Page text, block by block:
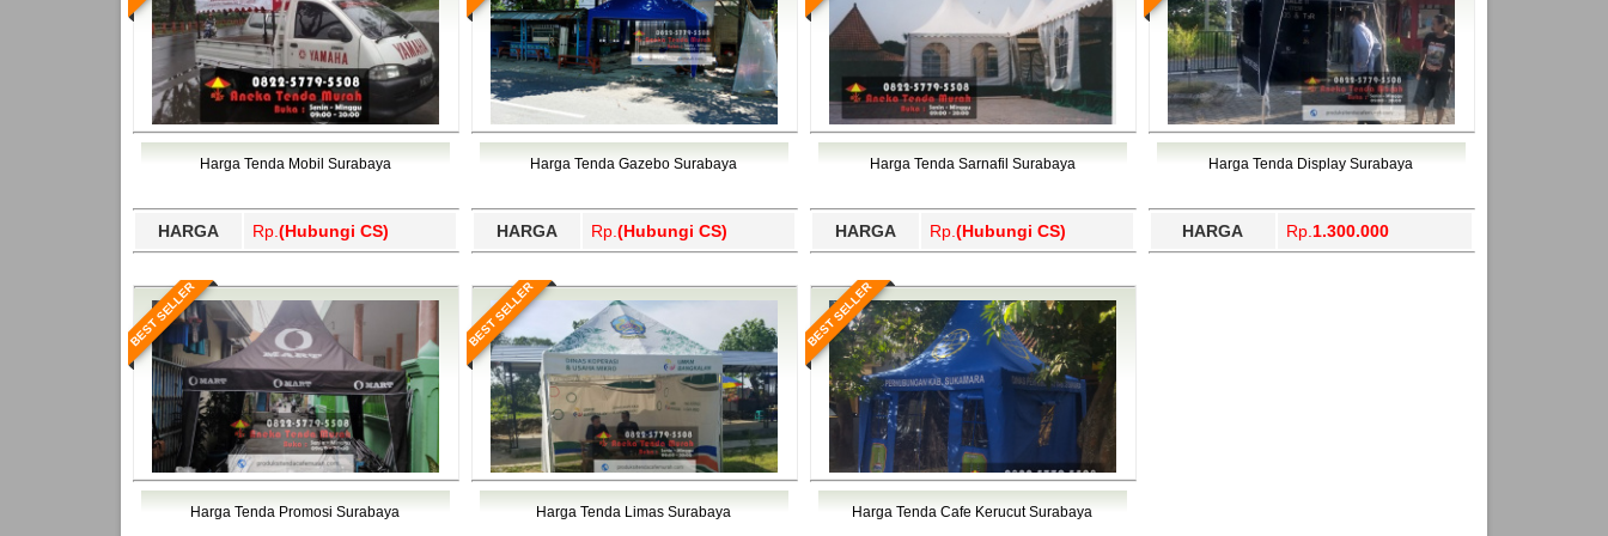
Harga Tenda Mobil Surabaya
HARGA Rp. (Hubungi CS)
Harga Tenda Gazebo Surabaya
HARGA Rp. (Hubungi CS)
Harga Tenda Sarnafil Surabaya
HARGA Rp. (Hubungi CS)
Harga Tenda Display Surabaya
HARGA Rp. 1.300.000
BEST SELLER
Harga Tenda Promosi Surabaya
BEST SELLER
Harga Tenda Limas Surabaya
BEST SELLER
Harga Tenda Cafe Kerucut Surabaya